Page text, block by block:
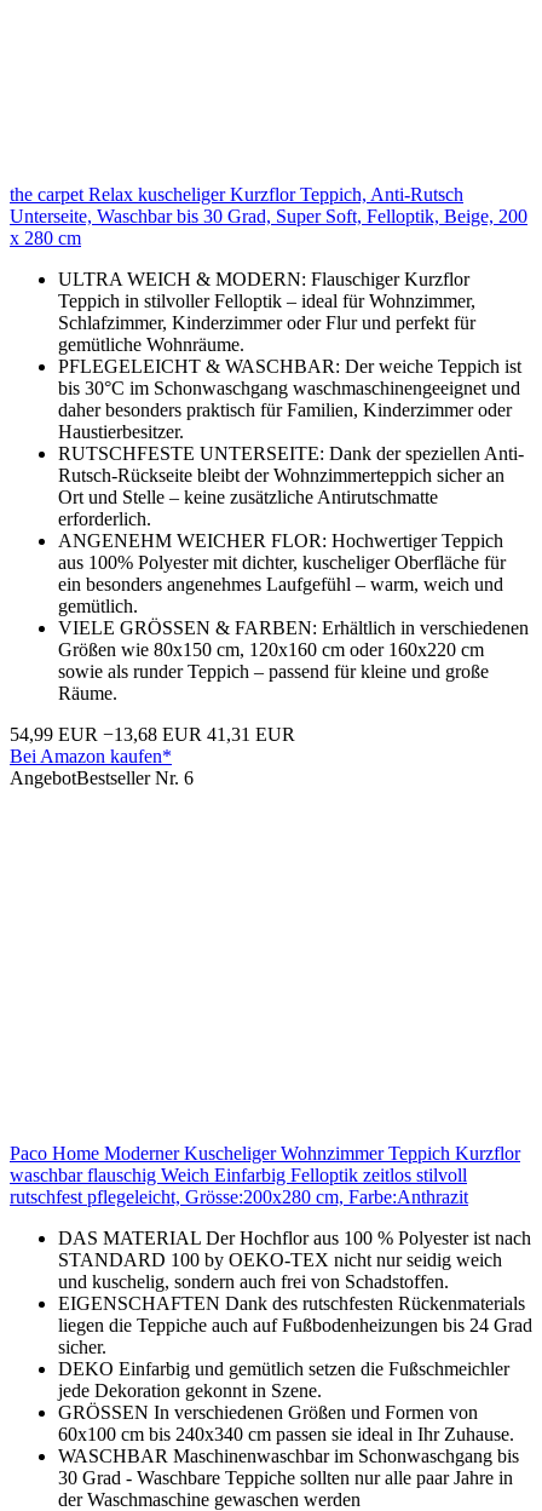
the carpet Relax kuscheliger Kurzflor Teppich, Anti-Rutsch
Unterseite, Waschbar bis 30 Grad, Super Soft, Felloptik, Beige, 200
x 280 cm
ULTRA WEICH & MODERN: Flauschiger Kurzflor
Teppich in stilvoller Felloptik – ideal für Wohnzimmer,
Schlafzimmer, Kinderzimmer oder Flur und perfekt für
gemütliche Wohnräume.
PFLEGELEICHT & WASCHBAR: Der weiche Teppich ist
bis 30°C im Schonwaschgang waschmaschinengeeignet und
daher besonders praktisch für Familien, Kinderzimmer oder
Haustierbesitzer.
RUTSCHFESTE UNTERSEITE: Dank der speziellen Anti-
Rutsch-Rückseite bleibt der Wohnzimmerteppich sicher an
Ort und Stelle – keine zusätzliche Antirutschmatte
erforderlich.
ANGENEHM WEICHER FLOR: Hochwertiger Teppich
aus 100% Polyester mit dichter, kuscheliger Oberfläche für
ein besonders angenehmes Laufgefühl – warm, weich und
gemütlich.
VIELE GRÖSSEN & FARBEN: Erhältlich in verschiedenen
Größen wie 80x150 cm, 120x160 cm oder 160x220 cm
sowie als runder Teppich – passend für kleine und große
Räume.
54,99 EUR −13,68 EUR 41,31 EUR
Bei Amazon kaufen*
AngebotBestseller Nr. 6
Paco Home Moderner Kuscheliger Wohnzimmer Teppich Kurzflor
waschbar flauschig Weich Einfarbig Felloptik zeitlos stilvoll
rutschfest pflegeleicht, Grösse:200x280 cm, Farbe:Anthrazit
DAS MATERIAL Der Hochflor aus 100 % Polyester ist nach
STANDARD 100 by OEKO-TEX nicht nur seidig weich
und kuschelig, sondern auch frei von Schadstoffen.
EIGENSCHAFTEN Dank des rutschfesten Rückenmaterials
liegen die Teppiche auch auf Fußbodenheizungen bis 24 Grad
sicher.
DEKO Einfarbig und gemütlich setzen die Fußschmeichler
jede Dekoration gekonnt in Szene.
GRÖSSEN In verschiedenen Größen und Formen von
60x100 cm bis 240x340 cm passen sie ideal in Ihr Zuhause.
WASCHBAR Maschinenwaschbar im Schonwaschgang bis
30 Grad - Waschbare Teppiche sollten nur alle paar Jahre in
der Waschmaschine gewaschen werden